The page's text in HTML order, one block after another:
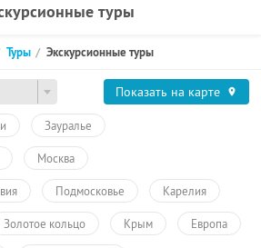
туры
Туры Экскурсионные туры
Показать на карте
Зауралье
Москва
Подмосковье Карелия
Золотое кольцо Крым Европа